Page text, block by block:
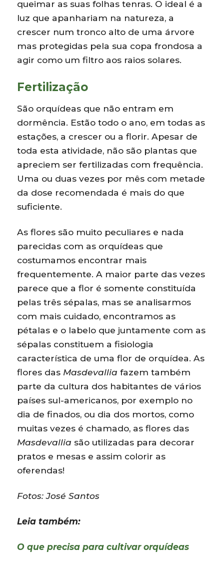
queimar as suas folhas tenras. O ideal é a
luz que apanhariam na natureza, a
crescer num tronco alto de uma árvore
mas protegidas pela sua copa frondosa a
agir como um filtro aos raios solares.
Fertilização
São orquídeas que não entram em
dormência. Estão todo o ano, em todas as
estações, a crescer ou a florir. Apesar de
toda esta atividade, não são plantas que
apreciem ser fertilizadas com frequência.
Uma ou duas vezes por mês com metade
da dose recomendada é mais do que
suficiente.
As flores são muito peculiares e nada
parecidas com as orquídeas que
costumamos encontrar mais
frequentemente. A maior parte das vezes
parece que a flor é somente constituída
pelas três sépalas, mas se analisarmos
com mais cuidado, encontramos as
pétalas e o labelo que juntamente com as
sépalas constituem a fisiologia
característica de uma flor de orquídea. As
flores das Masdevallia fazem também
parte da cultura dos habitantes de vários
países sul-americanos, por exemplo no
dia de finados, ou dia dos mortos, como
muitas vezes é chamado, as flores das
Masdevallia são utilizadas para decorar
pratos e mesas e assim colorir as
oferendas!
Fotos: José Santos
Leia também:
O que precisa para cultivar orquídeas